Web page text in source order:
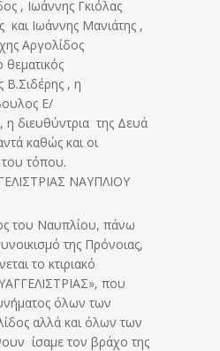
, Ιωάννης Γκιόλας
και Ιωάννης Μανιάτης ,
Αργολίδος
Β.Σιδέρης , η
Ε/
διευθύντρια της Δευά
καθώς και οι
του τόπου.
ΝΑΥΠΛΙΟΥ
του Ναυπλίου, πάνω
της Πρόνοιας,
το κτιριακό
που
όλων των
αλλά και όλων των
ίσαμε τον βράχο της